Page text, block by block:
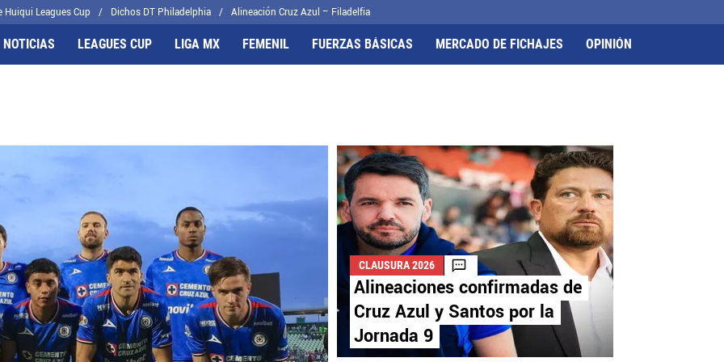
Huiqui Leagues Cup Dichos DT Philadelphia Alineación Cruz Azul – Filadelfia
LEAGUES CUP LIGA MX FEMENIL FUERZAS BÁSICAS MERCADO DE FICHAJES OPINIÓN
Erik Lira
CLAUSURA 2026
Alineaciones confirmadas de
Cruz Azul y Santos por la
Jornada 9